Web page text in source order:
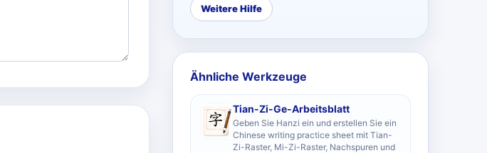
Weitere Hilfe
Ähnliche Werkzeuge
Tian-Zi-Ge-Arbeitsblatt
Geben Sie Hanzi ein und erstellen Sie ein
Chinese writing practice sheet mit Tian-
Zi-Raster, Mi-Zi-Raster, Nachspuren und